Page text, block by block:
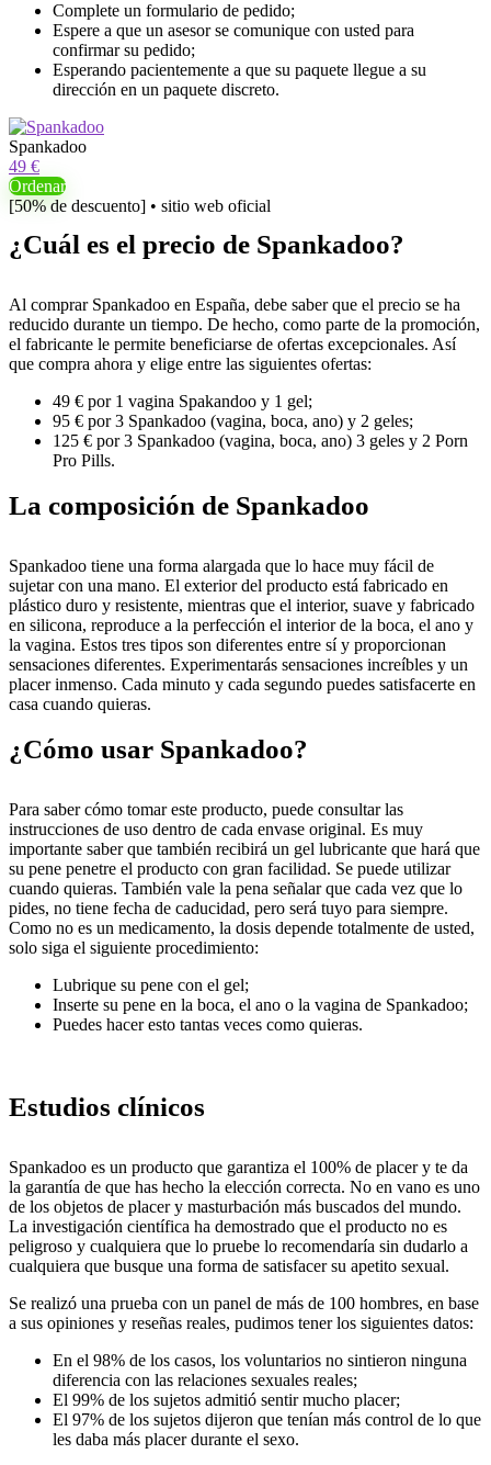
Complete un formulario de pedido;
Espere a que un asesor se comunique con usted para
confirmar su pedido;
Esperando pacientemente a que su paquete llegue a su
dirección en un paquete discreto.
Spankadoo
49 €
Ordenar
[50% de descuento] • sitio web oficial
¿Cuál es el precio de Spankadoo?
Al comprar Spankadoo en España, debe saber que el precio se ha
reducido durante un tiempo. De hecho, como parte de la promoción,
el fabricante le permite beneficiarse de ofertas excepcionales. Así
que compra ahora y elige entre las siguientes ofertas:
49 € por 1 vagina Spakandoo y 1 gel;
95 € por 3 Spankadoo (vagina, boca, ano) y 2 geles;
125 € por 3 Spankadoo (vagina, boca, ano) 3 geles y 2 Porn
Pro Pills.
La composición de Spankadoo
Spankadoo tiene una forma alargada que lo hace muy fácil de
sujetar con una mano. El exterior del producto está fabricado en
plástico duro y resistente, mientras que el interior, suave y fabricado
en silicona, reproduce a la perfección el interior de la boca, el ano y
la vagina. Estos tres tipos son diferentes entre sí y proporcionan
sensaciones diferentes. Experimentarás sensaciones increíbles y un
placer inmenso. Cada minuto y cada segundo puedes satisfacerte en
casa cuando quieras.
¿Cómo usar Spankadoo?
Para saber cómo tomar este producto, puede consultar las
instrucciones de uso dentro de cada envase original. Es muy
importante saber que también recibirá un gel lubricante que hará que
su pene penetre el producto con gran facilidad. Se puede utilizar
cuando quieras. También vale la pena señalar que cada vez que lo
pides, no tiene fecha de caducidad, pero será tuyo para siempre.
Como no es un medicamento, la dosis depende totalmente de usted,
solo siga el siguiente procedimiento:
Lubrique su pene con el gel;
Inserte su pene en la boca, el ano o la vagina de Spankadoo;
Puedes hacer esto tantas veces como quieras.
Estudios clínicos
Spankadoo es un producto que garantiza el 100% de placer y te da
la garantía de que has hecho la elección correcta. No en vano es uno
de los objetos de placer y masturbación más buscados del mundo.
La investigación científica ha demostrado que el producto no es
peligroso y cualquiera que lo pruebe lo recomendaría sin dudarlo a
cualquiera que busque una forma de satisfacer su apetito sexual.
Se realizó una prueba con un panel de más de 100 hombres, en base
a sus opiniones y reseñas reales, pudimos tener los siguientes datos:
En el 98% de los casos, los voluntarios no sintieron ninguna
diferencia con las relaciones sexuales reales;
El 99% de los sujetos admitió sentir mucho placer;
El 97% de los sujetos dijeron que tenían más control de lo que
les daba más placer durante el sexo.